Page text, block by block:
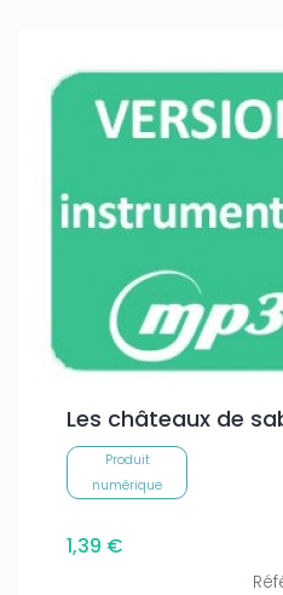
Les châteaux de
Produit
numérique
1,39 €